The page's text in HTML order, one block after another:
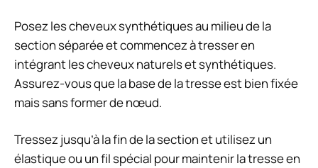
Posez les cheveux synthétiques au milieu de la
section séparée et commencez à tresser en
intégrant les cheveux naturels et synthétiques.
Assurez-vous que la base de la tresse est bien fixée
mais sans former de nœud.
Tressez jusqu’à la fin de la section et utilisez un
élastique ou un fil spécial pour maintenir la tresse en